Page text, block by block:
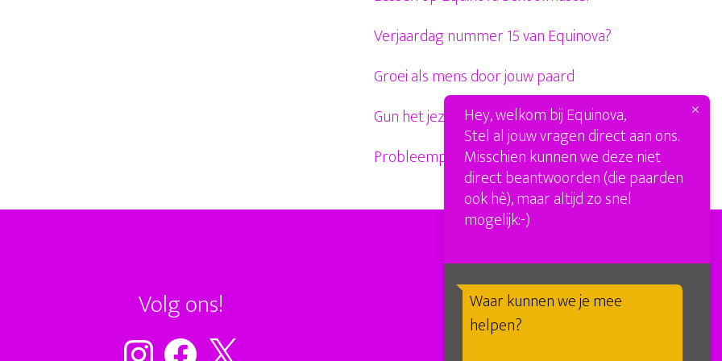
Verjaardag nummer 15 van Equinova?
Groei als mens door jouw paard
Gun het jezelf!
Probleempaarden
Volg ons!
InstagramFacebook
X
Hey, welkom bij Equinova,
Stel al jouw vragen direct aan ons.
Misschien kunnen we deze niet
direct beantwoorden (die paarden
ook hè), maar altijd zo snel
mogelijk:-)
Waar kunnen we je mee
helpen?